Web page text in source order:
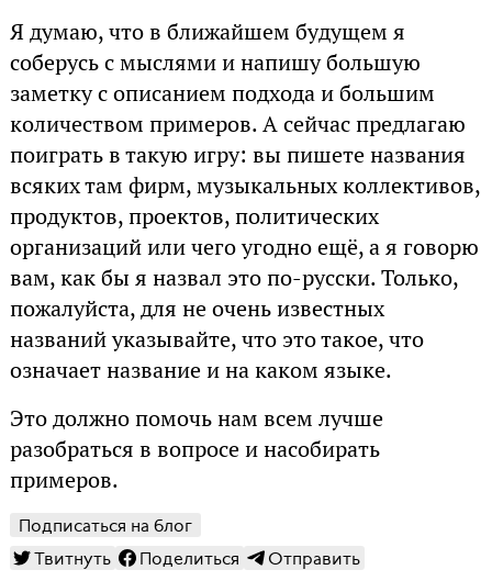
Я думаю, что в ближайшем будущем я
соберусь с мыслями и напишу большую
заметку с описанием подхода и большим
количеством примеров. А сейчас предлагаю
поиграть в такую игру: вы пишете названия
всяких там фирм, музыкальных коллективов,
продуктов, проектов, политических
организаций или чего угодно ещё, а я говорю
вам, как бы я назвал это по-русски. Только,
пожалуйста, для не очень известных
названий указывайте, что это такое, что
означает название и на каком языке.
Это должно помочь нам всем лучше
разобраться в вопросе и насобирать
примеров.
Подписаться на блог
Твитнуть
Поделиться Отправить